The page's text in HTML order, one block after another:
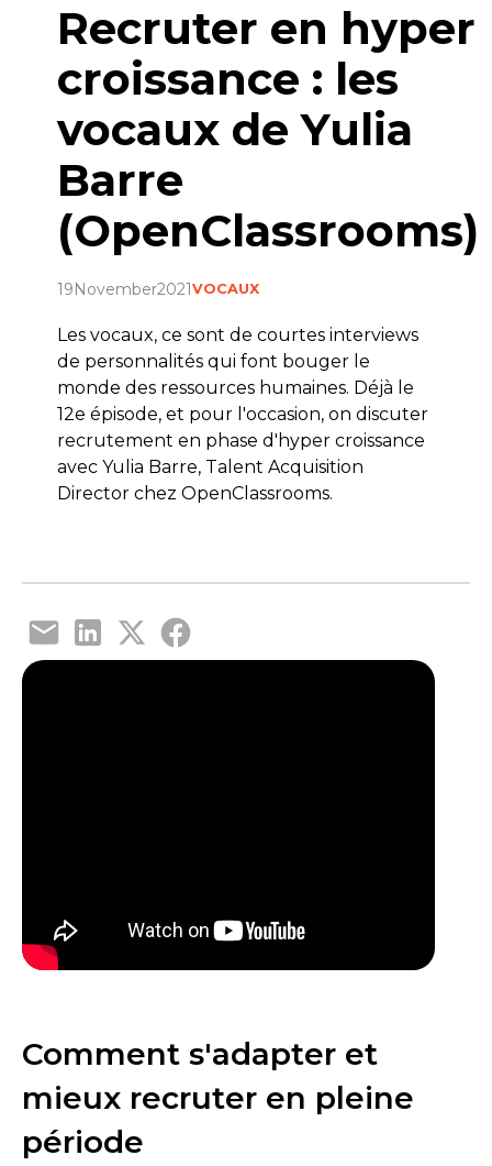
Recruter en hyper
croissance : les
vocaux de Yulia
Barre
(OpenClassrooms)
19November2021VOCAUX
Les vocaux, ce sont de courtes interviews
de personnalités qui font bouger le
monde des ressources humaines. Déjà le
12e épisode, et pour l'occasion, on discuter
recrutement en phase d'hyper croissance
avec Yulia Barre, Talent Acquisition
Director chez OpenClassrooms.
Comment s'adapter et
mieux recruter en pleine
période